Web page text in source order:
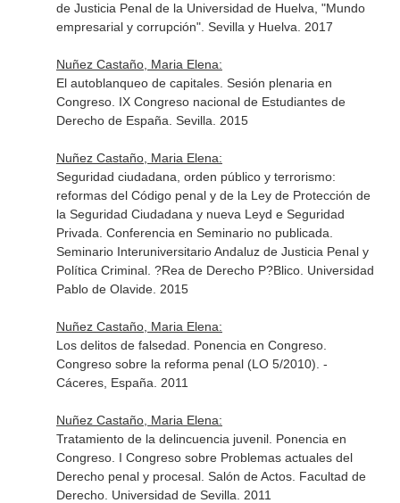
de Justicia Penal de la Universidad de Huelva, "Mundo
empresarial y corrupción". Sevilla y Huelva. 2017
Nuñez Castaño, Maria Elena:
El autoblanqueo de capitales. Sesión plenaria en
Congreso. IX Congreso nacional de Estudiantes de
Derecho de España. Sevilla. 2015
Nuñez Castaño, Maria Elena:
Seguridad ciudadana, orden público y terrorismo:
reformas del Código penal y de la Ley de Protección de
la Seguridad Ciudadana y nueva Leyd e Seguridad
Privada. Conferencia en Seminario no publicada.
Seminario Interuniversitario Andaluz de Justicia Penal y
Política Criminal. ?Rea de Derecho P?Blico. Universidad
Pablo de Olavide. 2015
Nuñez Castaño, Maria Elena:
Los delitos de falsedad. Ponencia en Congreso.
Congreso sobre la reforma penal (LO 5/2010). -
Cáceres, España. 2011
Nuñez Castaño, Maria Elena:
Tratamiento de la delincuencia juvenil. Ponencia en
Congreso. I Congreso sobre Problemas actuales del
Derecho penal y procesal. Salón de Actos. Facultad de
Derecho. Universidad de Sevilla. 2011